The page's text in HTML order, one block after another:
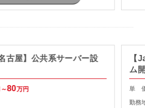
古屋】公共系サーバー設
80万円
【
ム
単
勤務